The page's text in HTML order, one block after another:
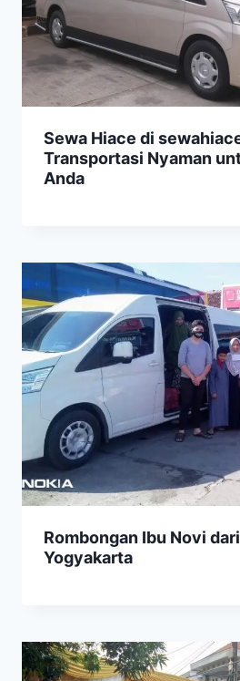
Sewa Hiace di
Transportasi Nyaman
Anda
Rombongan Ibu Novi
Yogyakarta